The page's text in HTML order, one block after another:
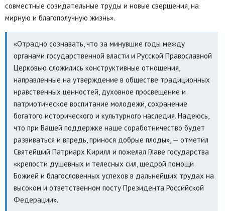
совместные созидательные труды и новые свершения, на
мирную и благополучную жизнь».
«Отрадно сознавать, что за минувшие годы между
органами государственной власти и Русской Православной
Церковью сложились конструктивные отношения,
направленные на утверждение в обществе традиционных
нравственных ценностей, духовное просвещение и
патриотическое воспитание молодежи, сохранение
богатого исторического и культурного наследия. Надеюсь,
что при Вашей поддержке наше соработничество будет
развиваться и впредь, принося добрые плоды», — отметил
Святейший Патриарх Кирилл и пожелал Главе государства
«крепости душевных и телесных сил, щедрой помощи
Божией и благословенных успехов в дальнейших трудах на
высоком и ответственном посту Президента Российской
Федерации».